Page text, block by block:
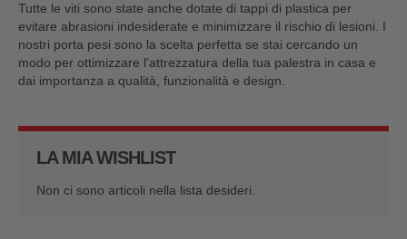
Tutte le viti sono state anche dotate di tappi di plastica per
evitare abrasioni indesiderate e minimizzare il rischio di lesioni. I
nostri porta pesi sono la scelta perfetta se stai cercando un
modo per ottimizzare l'attrezzatura della tua palestra in casa e
dai importanza a qualità, funzionalità e design.
LA MIA WISHLIST
Non ci sono articoli nella lista desideri.